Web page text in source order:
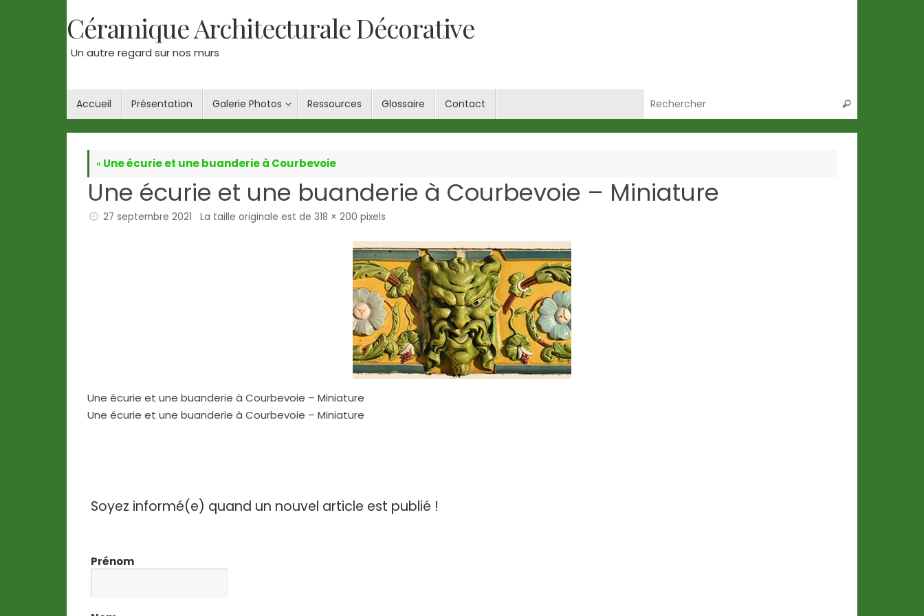
Céramique Architecturale Décorative
Un autre regard sur nos murs
auAccueil Présentation Galerie Photos Ressources Glossaire Contact Rechercher
«Une écurie et une buanderie à Courbevoie
Une écurie et une buanderie à Courbevoie – Miniature
27 septembre 2021 La taille originale est de318 × 200 pixels
Une écurie et une buanderie à Courbevoie – Miniature
Une écurie et une buanderie à Courbevoie – Miniature
Soyez informé(e) quand un nouvel article est publié !
Prénom